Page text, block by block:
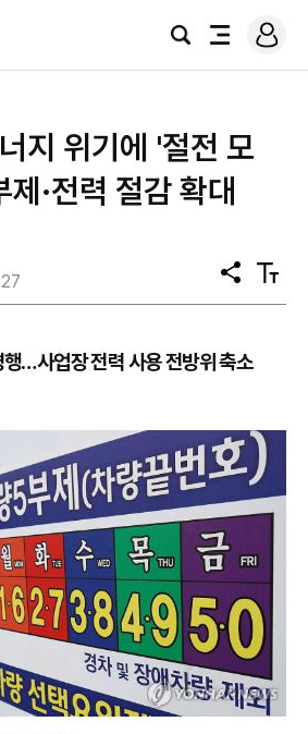
검
전
로
그
지 위기에 '절전 모
·전력 절감 확대
공
유
텍
스
행…사업장 전력 사용 전방위 축소